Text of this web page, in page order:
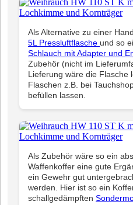
Als Alternative zu einer
5L Pressluftflasche und so
Schlauch mit Adapter und
Zubehör (nicht im
Lieferung wäre die Flasche
Flaschen z.B. bei
befüllen lassen.
Als Zubehör wäre so ein
Waffenkoffer eine gute
ein Gewehr gut
werden. Hier ist so ein
schallgedämpften